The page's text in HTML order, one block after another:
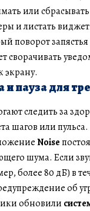
или
и листать
поворот запястья
сворачивать
экрану.
и пауза для
следить за
шагов или пульса.
Noise
шума. Если
более 80 дБ) в
об
обновили